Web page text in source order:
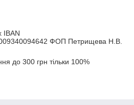
IBAN
ФОП Петрищева Н.В.
до 300 грн тільки 100%